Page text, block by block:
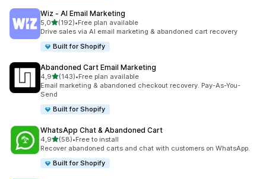
Wiz ‑ AI Email Marketing
5,0na 5 gwiazdek
(192)
Łączna liczba recenzji: 192
•Free plan available
Drive sales via AI email marketing & abandoned cart recovery
Built for Shopify
Abandoned Cart Email Marketing
4,9na 5 gwiazdek
(143)
Łączna liczba recenzji: 143
•Free plan available
Email marketing & abandoned checkout recovery. Pay-As-You-
Send
Built for Shopify
WhatsApp Chat & Abandoned Cart
4,9na 5 gwiazdek
(58)
Łączna liczba recenzji: 58
•Free to install
Recover abandoned carts and chat with customers on WhatsApp.
Built for Shopify